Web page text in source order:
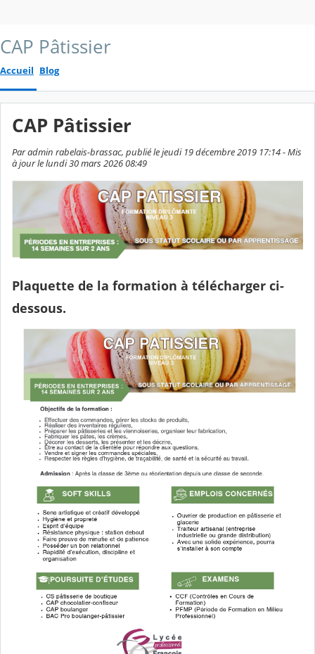
CAP Pâtissier
Accueil Blog
CAP Pâtissier
Par admin rabelais-brassac, publié le jeudi 19 décembre 2019 17:14 - Mis
à jour le lundi 30 mars 2026 08:49
Plaquette de la formation à télécharger ci-
dessous.